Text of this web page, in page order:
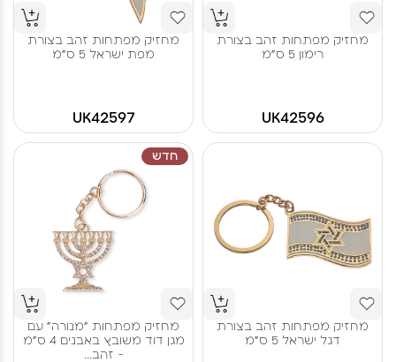
מחזיק מפתחות זהב בצורת
רימון 5 ס"מ
UK42596
מחזיק מפתחות זהב בצורת
מפת ישראל 5 ס"מ
UK42597
מחזיק מפתחות זהב בצורת
דגל ישראל 5 ס"מ
חדש
מחזיק מפתחות "מנורה" עם
מגן דוד משובץ באבנים 4 ס"מ
- זהב...